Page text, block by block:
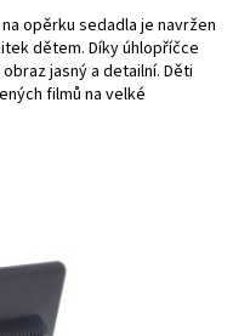
opěrku sedadla je navržen
dětem. Díky úhlopříčce
jasný a detailní. Děti
filmů na velké